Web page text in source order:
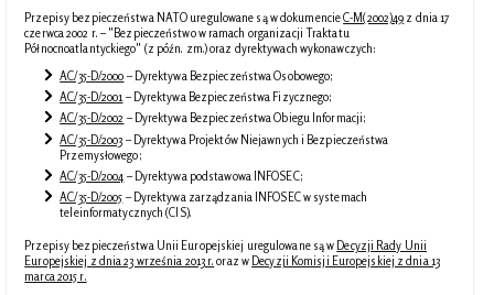
Przepisy bezpieczeństwa NATO uregulowane są w dokumencieC-M(2002)49 z dnia 17
czerwca 2002 r. – "Bezpieczeństwo w ramach organizacji Traktatu
Północnoatlantyckiego" (z późn. zm.) oraz dyrektywach wykonawczych:
AC/35-D/2000 – Dyrektywa Bezpieczeństwa Osobowego;
AC/35-D/2001– Dyrektywa Bezpieczeństwa Fizycznego;
AC/35-D/2002 – Dyrektywa Bezpieczeństwa Obiegu Informacji;
AC/35-D/2003 – Dyrektywa Projektów Niejawnych i Bezpieczeństwa
Przemysłowego;
AC/35-D/2004 – Dyrektywa podstawowa INFOSEC;
AC/35-D/2005 – Dyrektywa zarządzania INFOSEC w systemach
teleinformatycznych (CIS).
Przepisy bezpieczeństwa Unii Europejskiej uregulowane są w Decyzji Rady Unii
Europejskiej z dnia 23 września 2013 r. oraz w Decyzji Komisji Europejskiej z dnia 13
marca 2015 r.